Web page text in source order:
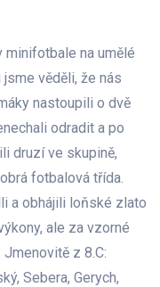
minifotbale na umělé
věděli, že nás
nastoupili o dvě
odradit a po
druzí ve skupině,
fotbalová třída.
a obhájili loňské zlato
ale za vzorné
z 8.C:
Sebera, Gerych,